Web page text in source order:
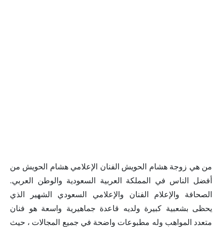
من هي زوجة هشام الحويش الفنان الإعلامي هشام الحويش من
أفضل الناس في المملكة العربية السعودية والوطن العربي.
الصحافة والإعلام الفنان والإعلامي السعودي الشهير الذي
يحظى بشعبية كبيرة ولديه قاعدة جماهيرية واسعة هو فنان
متعدد المواهب وله مطبوعات واضحة في جميع المجالات ، حيث